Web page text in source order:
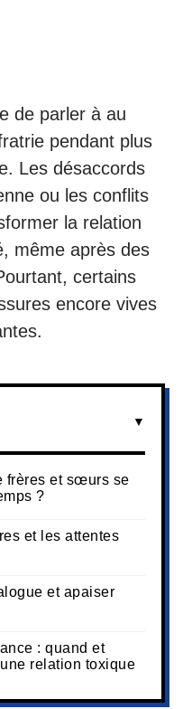
de parler à au
pendant plus
Les désaccords
ou les conflits
la relation
même après des
certains
encore vives
frères et sœurs se
?
et les attentes
et apaiser
: quand et
relation toxique